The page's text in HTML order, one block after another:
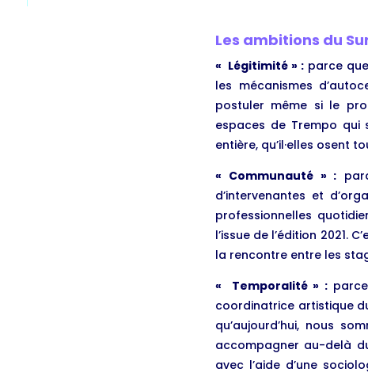
Les ambitions du
« Légitimité » :parce que
les mécanismes
postuler même si le
espaces de Trempo qui
entière, qu’il·elles osent
« Communauté » :
d’intervenantes et
professionnelles
l’issue de l’édition 2021.
la rencontre entre les
« Temporalité » :parce
coordinatrice artistique
qu’aujourd’hui, nous
accompagner au-delà
avec l’aide d’une